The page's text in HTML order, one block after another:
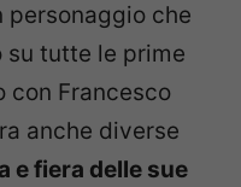
personaggio che
su tutte le prime
con Francesco
anche diverse
e fiera delle sue